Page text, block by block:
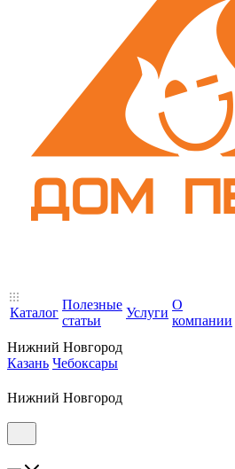
Каталог
Полезные
статьи
Услуги
О
компании
Нижний Новгород
Казань Чебоксары
Нижний Новгород